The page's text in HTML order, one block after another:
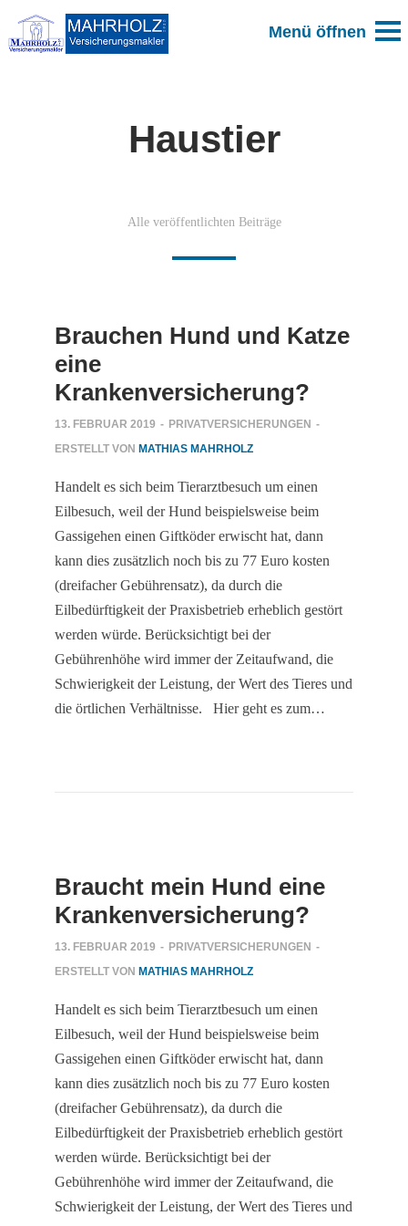
Haustier
Alle veröffentlichten Beiträge
Brauchen Hund und Katze
eine
Krankenversicherung?
13. FEBRUAR 2019 - PRIVATVERSICHERUNGEN -
ERSTELLT VON MATHIAS MAHRHOLZ
Handelt es sich beim Tierarztbesuch um einen
Eilbesuch, weil der Hund beispielsweise beim
Gassigehen einen Giftköder erwischt hat, dann
kann dies zusätzlich noch bis zu 77 Euro kosten
(dreifacher Gebührensatz), da durch die
Eilbedürftigkeit der Praxisbetrieb erheblich gestört
werden würde. Berücksichtigt bei der
Gebührenhöhe wird immer der Zeitaufwand, die
Schwierigkeit der Leistung, der Wert des Tieres und
die örtlichen Verhältnisse. Hier geht es zum…
Braucht mein Hund eine
Krankenversicherung?
13. FEBRUAR 2019 - PRIVATVERSICHERUNGEN -
ERSTELLT VON MATHIAS MAHRHOLZ
Handelt es sich beim Tierarztbesuch um einen
Eilbesuch, weil der Hund beispielsweise beim
Gassigehen einen Giftköder erwischt hat, dann
kann dies zusätzlich noch bis zu 77 Euro kosten
(dreifacher Gebührensatz), da durch die
Eilbedürftigkeit der Praxisbetrieb erheblich gestört
werden würde. Berücksichtigt bei der
Gebührenhöhe wird immer der Zeitaufwand, die
Schwierigkeit der Leistung, der Wert des Tieres und